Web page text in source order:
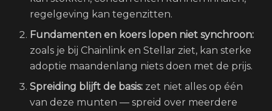
regelgeving kan tegenzitten.
Fundamenten en koers lopen niet synchroon:
zoals je bij Chainlink en Stellar ziet, kan sterke
adoptie maandenlang niets doen met de prijs.
Spreiding blijft de basis: zet niet alles op één
van deze munten — spreid over meerdere